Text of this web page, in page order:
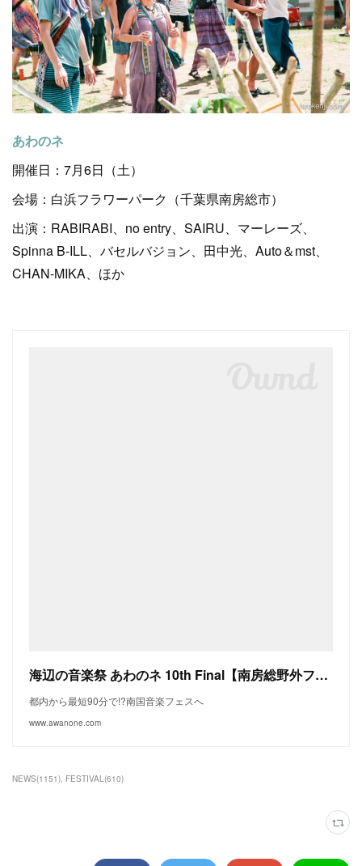
あわのネ
開催日：7月6日（土）
会場：白浜フラワーパーク（千葉県南房総市）
出演：RABIRABI、no entry、SAIRU、マーレーズ、
Spinna B-ILL、バセルバジョン、田中光、Auto＆mst、
CHAN-MIKA、ほか
海辺の音楽祭 あわのネ 10th Final【南房総野外フェス】| トップページ
都内から最短90分で!?南国音楽フェスへ
www.awanone.com
NEWS(1151) FESTIVAL(610)